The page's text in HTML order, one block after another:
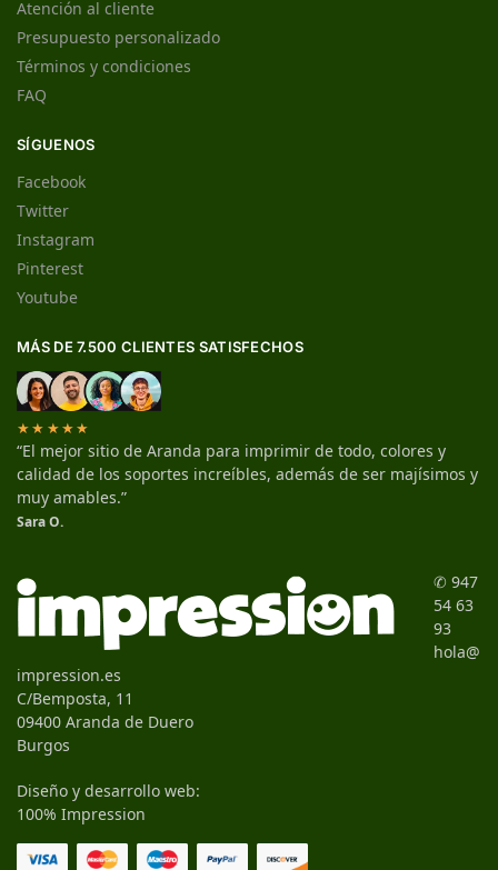
Atención al cliente
Presupuesto personalizado
Términos y condiciones
FAQ
SÍGUENOS
Facebook
Twitter
Instagram
Pinterest
Youtube
MÁS DE 7.500 CLIENTES SATISFECHOS
★★★★★
“El mejor sitio de Aranda para imprimir de todo, colores y
calidad de los soportes increíbles, además de ser majísimos y
muy amables.”
Sara O.
✆ 947
54 63
93
hola@
impression.es
C/Bemposta, 11
09400 Aranda de Duero
Burgos
Diseño y desarrollo web:
100% Impression